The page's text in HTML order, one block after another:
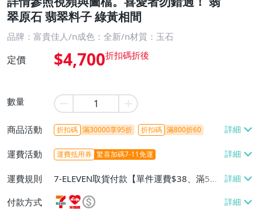
翠原石 翡翠料子 綠黃相間
品牌：富貴佳人/n成色：全新/n材質：玉石
定價 $4,700
數量
商品活動 折扣碼 滿30000享95折 折扣碼 滿800折60
運費活動 運費抵用券 驚喜加碼7-11免運
運費規則
7-ELEVEN取貨付款【單件運費$38、滿5件
或消費滿$1298免運費】、7-ELEVEN取貨
不付款【免運費】、萊爾富取貨付款【單件
付款方式